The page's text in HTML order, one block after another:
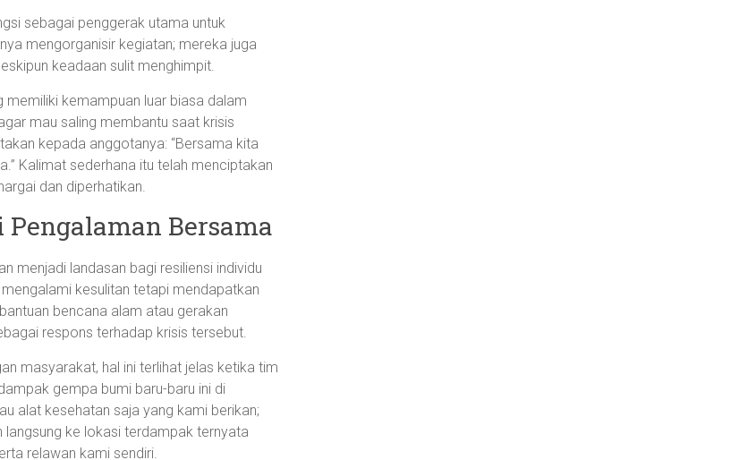
sebagai penggerak utama untuk
mengorganisir kegiatan; mereka juga
keadaan sulit menghimpit.
kemampuan luar biasa dalam
mau saling membantu saat krisis
kepada anggotanya: “Bersama kita
Kalimat sederhana itu telah menciptakan
dan diperhatikan.
Bersama
menjadi landasan bagi resiliensi individu
kesulitan tetapi mendapatkan
bencana alam atau gerakan
respons terhadap krisis tersebut.
masyarakat, hal ini terlihat jelas ketika tim
gempa bumi baru-baru ini di
alat kesehatan saja yang kami berikan;
ke lokasi terdampak ternyata
relawan kami sendiri.